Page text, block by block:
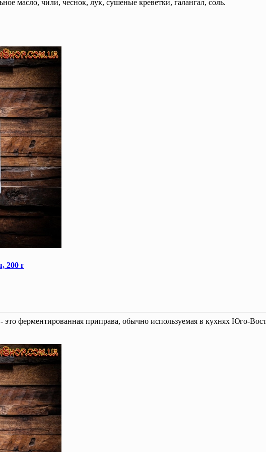
масло, чили, чеснок, лук, сушеные креветки, галангал, соль.
200 г
- это ферментированная приправа, обычно используемая в кухнях Юго-